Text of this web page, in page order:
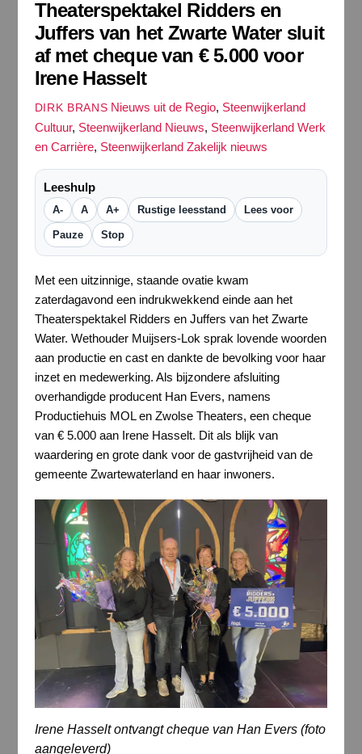
Theaterspektakel Ridders en
Juffers van het Zwarte Water sluit
af met cheque van € 5.000 voor
Irene Hasselt
DIRK BRANS Nieuws uit de Regio, Steenwijkerland
Cultuur, Steenwijkerland Nieuws, Steenwijkerland Werk
en Carrière, Steenwijkerland Zakelijk nieuws
Leeshulp
A- A A+ Rustige leesstand Lees voor
Pauze Stop
Met een uitzinnige, staande ovatie kwam
zaterdagavond een indrukwekkend einde aan het
Theaterspektakel Ridders en Juffers van het Zwarte
Water. Wethouder Muijsers-Lok sprak lovende woorden
aan productie en cast en dankte de bevolking voor haar
inzet en medewerking. Als bijzondere afsluiting
overhandigde producent Han Evers, namens
Productiehuis MOL en Zwolse Theaters, een cheque
van € 5.000 aan Irene Hasselt. Dit als blijk van
waardering en grote dank voor de gastvrijheid van de
gemeente Zwartewaterland en haar inwoners.
Irene Hasselt ontvangt cheque van Han Evers (foto
aangeleverd)